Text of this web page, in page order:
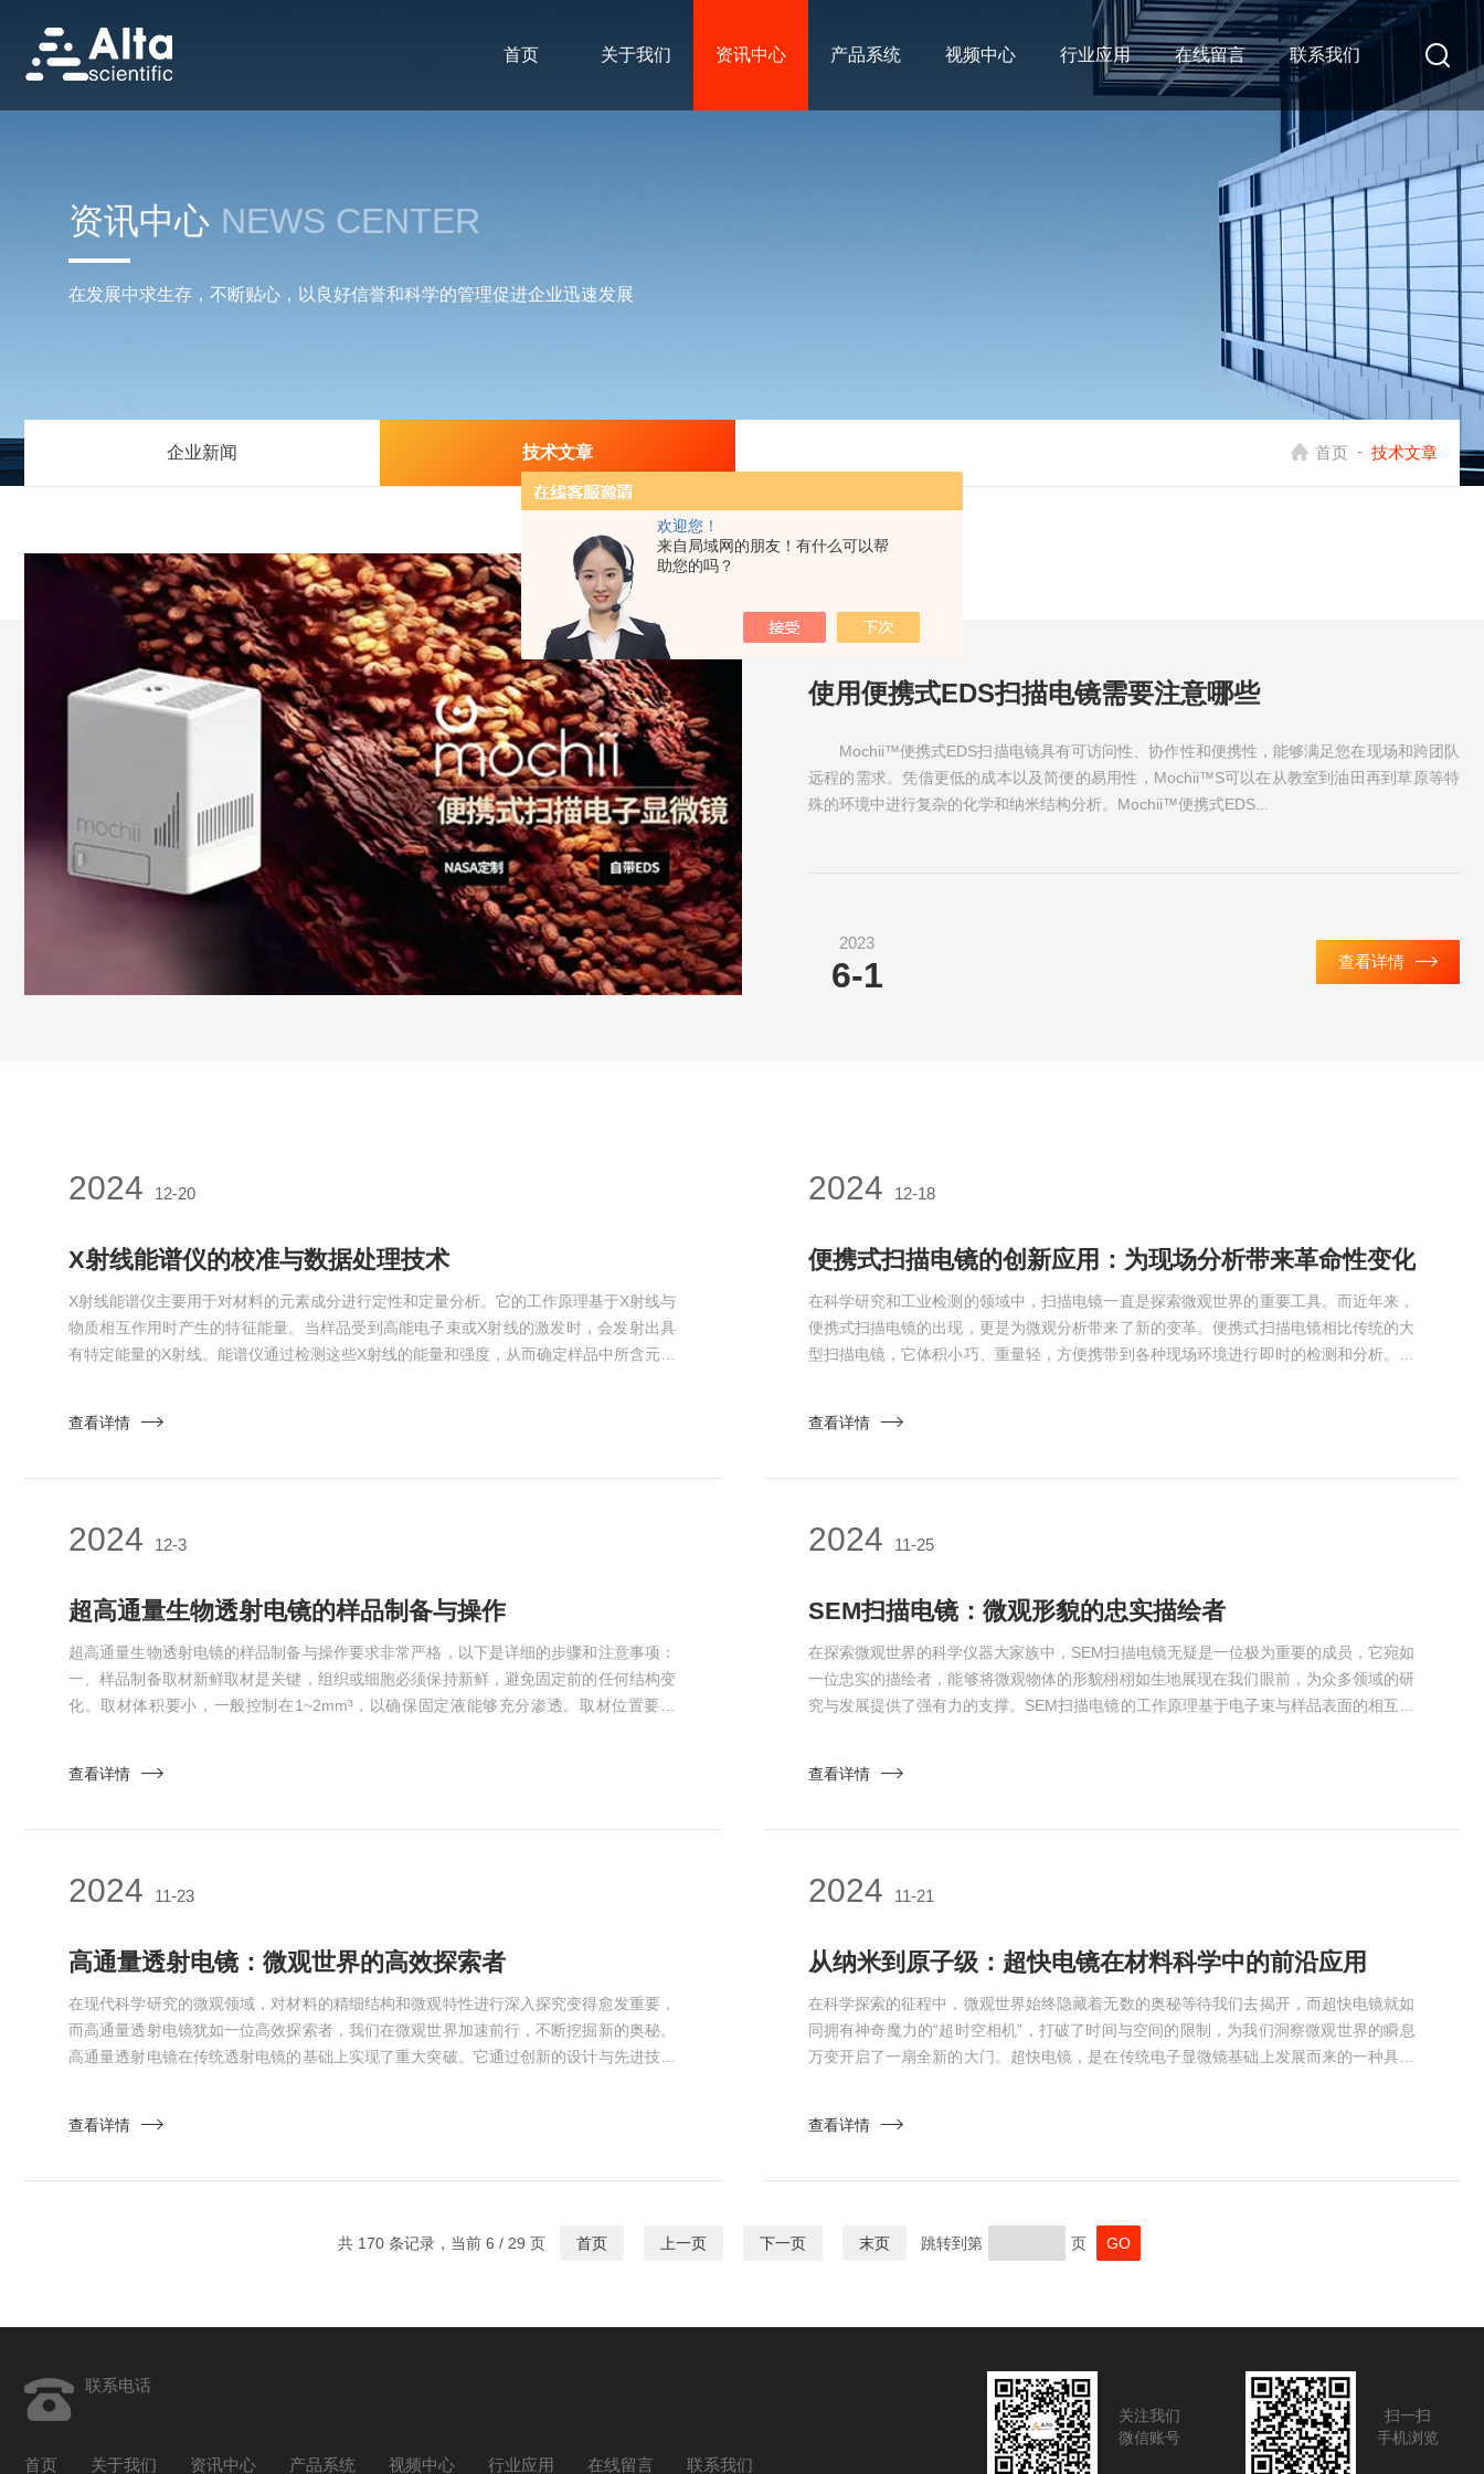
欢迎您！
来自局域网的朋友！有什么可以帮
助您的吗？
首页 关于我们 资讯中心 产品系统 视频中心 行业应用 在线留言 联系我们
资讯中心 NEWS CENTER
在发展中求生存，不断贴心，以良好信誉和科学的管理促进企业迅速发展
企业新闻 技术文章 首页 - 技术文章
使用便携式EDS扫描电镜需要注意哪些
Mochii™便携式EDS扫描电镜具有可访问性、协作性和便携性，能够满足您在现场和跨团队
远程的需求。凭借更低的成本以及简便的易用性，Mochii™S可以在从教室到油田再到草原等特
殊的环境中进行复杂的化学和纳米结构分析。Mochii™便携式EDS...
2023
6-1 查看详情
2024 12-20
X射线能谱仪的校准与数据处理技术
X射线能谱仪主要用于对材料的元素成分进行定性和定量分析。它的工作原理基于X射线与
物质相互作用时产生的特征能量。当样品受到高能电子束或X射线的激发时，会发射出具
有特定能量的X射线。能谱仪通过检测这些X射线的能量和强度，从而确定样品中所含元素
提高了工作效率。此外，它还具有非破坏性的特点，在分析过程中不会对样品造成损害，
查看详情
2024 12-18
便携式扫描电镜的创新应用：为现场分析带来革命性变化
在科学研究和工业检测的领域中，扫描电镜一直是探索微观世界的重要工具。而近年来，
便携式扫描电镜的出现，更是为微观分析带来了新的变革。便携式扫描电镜相比传统的大
型扫描电镜，它体积小巧、重量轻，方便携带到各种现场环境进行即时的检测和分析。其
统和成像技术，在保证成像质量的同时，实现了仪器的小型化。在实际应用中，便携式扫
查看详情
2024 12-3
超高通量生物透射电镜的样品制备与操作
超高通量生物透射电镜的样品制备与操作要求非常严格，以下是详细的步骤和注意事项：
一、样品制备取材新鲜取材是关键，组织或细胞必须保持新鲜，避免固定前的任何结构变
化。取材体积要小，一般控制在1~2mm³，以确保固定液能够充分渗透。取材位置要准
受破坏。固定液由固定剂和缓冲液组成，缓冲液模仿细胞外液成分，维持稳定的pH值和渗
查看详情
2024 11-25
SEM扫描电镜：微观形貌的忠实描绘者
在探索微观世界的科学仪器大家族中，SEM扫描电镜无疑是一位极为重要的成员，它宛如
一位忠实的描绘者，能够将微观物体的形貌栩栩如生地展现在我们眼前，为众多领域的研
究与发展提供了强有力的支撑。SEM扫描电镜的工作原理基于电子束与样品表面的相互作
电子信号主要反映样品表面的形貌特征，能让我们清晰地看到样品表面的起伏、纹理等细
查看详情
2024 11-23
高通量透射电镜：微观世界的高效探索者
在现代科学研究的微观领域，对材料的精细结构和微观特性进行深入探究变得愈发重要，
而高通量透射电镜犹如一位高效探索者，我们在微观世界加速前行，不断挖掘新的奥秘。
高通量透射电镜在传统透射电镜的基础上实现了重大突破。它通过创新的设计与先进技术
长。而高通量透射电镜采用了自动化的样品装载与定位系统，能够快速切换样品，同时搭
查看详情
2024 11-21
从纳米到原子级：超快电镜在材料科学中的前沿应用
在科学探索的征程中，微观世界始终隐藏着无数的奥秘等待我们去揭开，而超快电镜就如
同拥有神奇魔力的“超时空相机”，打破了时间与空间的限制，为我们洞察微观世界的瞬息
万变开启了一扇全新的大门。超快电镜，是在传统电子显微镜基础上发展而来的一种具备
在极短的瞬间对样品进行激发，同时用高速的电子成像系统去记录下样品随后发生的变
查看详情
共 170 条记录，当前 6 / 29 页 首页 上一页 下一页 末页 跳转到第 页
联系电话
首页 关于我们 资讯中心 产品系统 视频中心 行业应用 在线留言 联系我们
关注我们
微信账号
扫一扫
手机浏览